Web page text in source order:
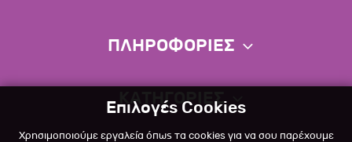
Πολιτική επιστροφών
ΠΛΗΡΟΦΟΡΙΕΣ
Σχετικά
Επικοινωνία
ΚΑΤΗΓΟΡΙΕΣ
Σκύλος
Επιλογές Cookies
Χρησιμοποιούμε εργαλεία όπως τα cookies για να σου παρέχουμε